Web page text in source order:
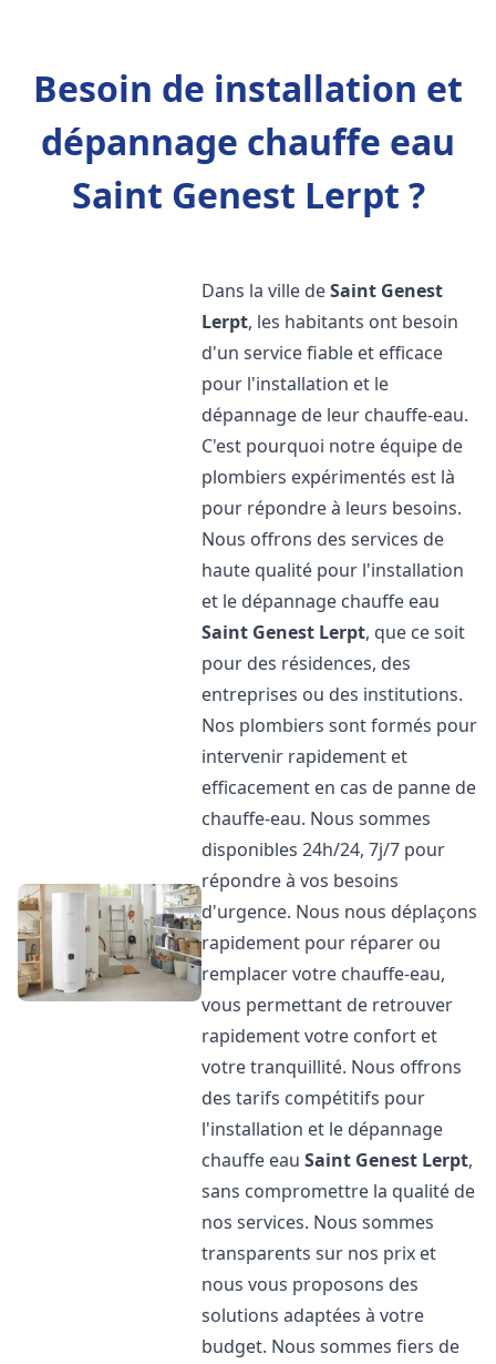
Besoin de installation et
dépannage chauffe eau
Saint Genest Lerpt ?
Dans la ville deSaint Genest
Lerpt, les habitants ont besoin
d'un service fiable et efficace
pour l'installation et le
dépannage de leur chauffe-eau.
C'est pourquoi notre équipe de
plombiers expérimentés est là
pour répondre à leurs besoins.
Nous offrons des services de
haute qualité pour l'installation
et le dépannage chauffe eau
Saint Genest Lerpt, que ce soit
pour des résidences, des
entreprises ou des institutions.
Nos plombiers sont formés pour
intervenir rapidement et
efficacement en cas de panne de
chauffe-eau. Nous sommes
disponibles 24h/24, 7j/7 pour
répondre à vos besoins
d'urgence. Nous nous déplaçons
rapidement pour réparer ou
remplacer votre chauffe-eau,
vous permettant de retrouver
rapidement votre confort et
votre tranquillité. Nous offrons
des tarifs compétitifs pour
l'installation et le dépannage
chauffe eauSaint Genest Lerpt,
sans compromettre la qualité de
nos services. Nous sommes
transparents sur nos prix et
nous vous proposons des
solutions adaptées à votre
budget. Nous sommes fiers de